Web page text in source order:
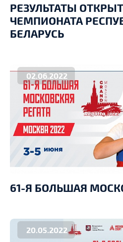
РЕЗУЛЬТАТЫ
ЧЕМПИОНАТА
БЕЛАРУСЬ
02.06.2022
61-Я БОЛЬШАЯ
20.05.2022